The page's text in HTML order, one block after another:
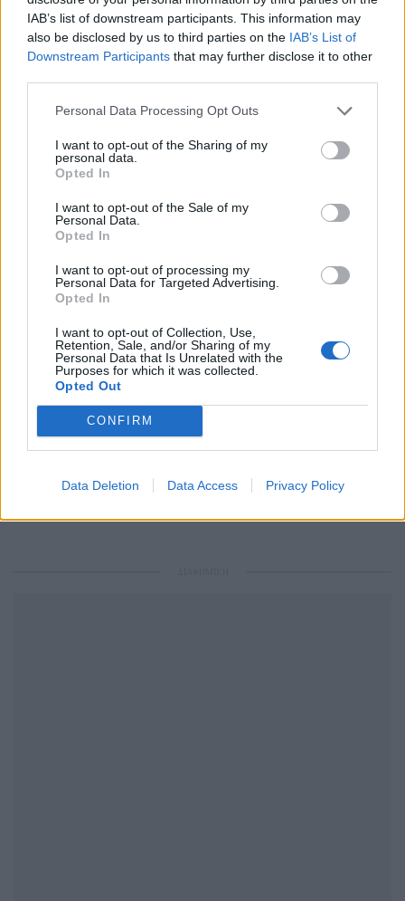
IAB’s list of downstream participants. This information may
also be disclosed by us to third parties on the IAB’s List of
Downstream Participants that may further disclose it to other
Personal Data Processing Opt Outs
I want to opt-out of the Sharing of my
personal data.
Opted In
I want to opt-out of the Sale of my
Personal Data.
Opted In
I want to opt-out of processing my
Personal Data for Targeted Advertising.
Opted In
I want to opt-out of Collection, Use,
Retention, Sale, and/or Sharing of my
Personal Data that Is Unrelated with the
Purposes for which it was collected.
Opted Out
CONFIRM
Data Deletion Data Access Privacy Policy
Ακολουθήστε το Pink.gr στοGoogle News
μάθετε πρώτοιτα πιο hot νέα.
Ακολουθήστε το Pink.gr και στο
Διαβάστε Ακόμη